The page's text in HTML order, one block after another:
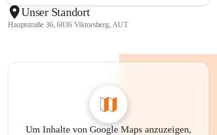
Unser Standort
Hauptstraße 36, 6836 Viktorsberg, AUT
Um Inhalte von Google Maps anzuzeigen,